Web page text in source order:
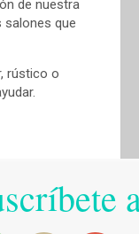
de nuestra
salones que
rústico o